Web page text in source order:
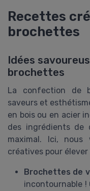
Recettes
brochettes
Idées
brochettes
La confection de
saveurs et
en bois ou en acier
des ingrédients de
maximal. Ici, nous
créatives pour
Brochettes de
incontournable !